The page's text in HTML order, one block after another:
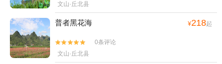
文山·丘北县
普者黑花海 ¥218起


0条评论
文山·丘北县